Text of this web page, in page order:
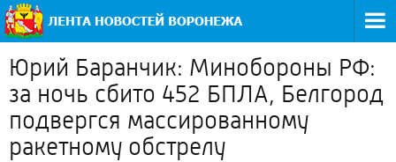
Юрий Баранчик: Минобороны РФ:
за ночь сбито 452 БПЛА, Белгород
подвергся массированному
ракетному обстрелу